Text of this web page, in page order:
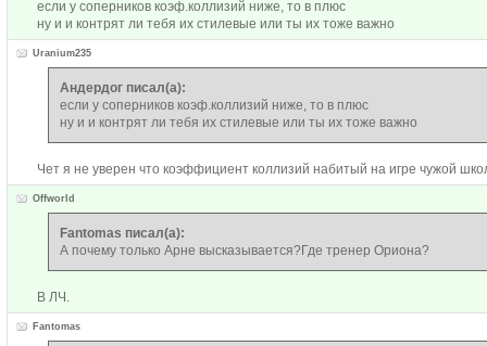
если у соперников коэф.коллизий ниже, то в плюс
ну и и контрят ли тебя их стилевые или ты их тоже важно
Uranium235
Андердог писал(а):
если у соперников коэф.коллизий ниже, то в плюс
ну и и контрят ли тебя их стилевые или ты их тоже важно
Чет я не уверен что коэффициент коллизий набитый на игре чужой
Offworld
Fantomas писал(а):
А почему только Арне высказывается?Где тренер Ориона?
В ЛЧ.
Fantomas